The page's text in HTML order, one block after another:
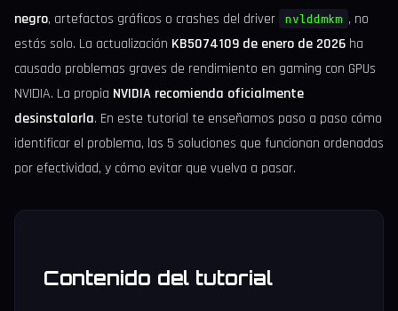
negro, artefactos gráficos o crashes del driver nvlddmkm , no
estás solo. La actualización KB5074109 de enero de 2026 ha
causado problemas graves de rendimiento en gaming con GPUs
NVIDIA. La propia NVIDIA recomienda oficialmente
desinstalarla. En este tutorial te enseñamos paso a paso cómo
identificar el problema, las 5 soluciones que funcionan ordenadas
por efectividad, y cómo evitar que vuelva a pasar.
Contenido del tutorial